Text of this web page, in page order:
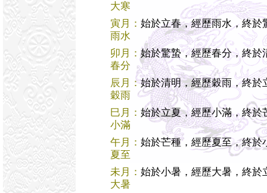
大寒
寅月： 始於立春，經歷雨水，終於
雨水
卯月：始於驚蟄，經歷春分，終於
春分
辰月：始於清明，經歷穀雨，終於
穀雨
巳月： 始於立夏，經歷小滿，終於
小滿
午月： 始於芒種，經歷夏至，終於
夏至
未月： 始於小暑，經歷大暑，終於
大暑